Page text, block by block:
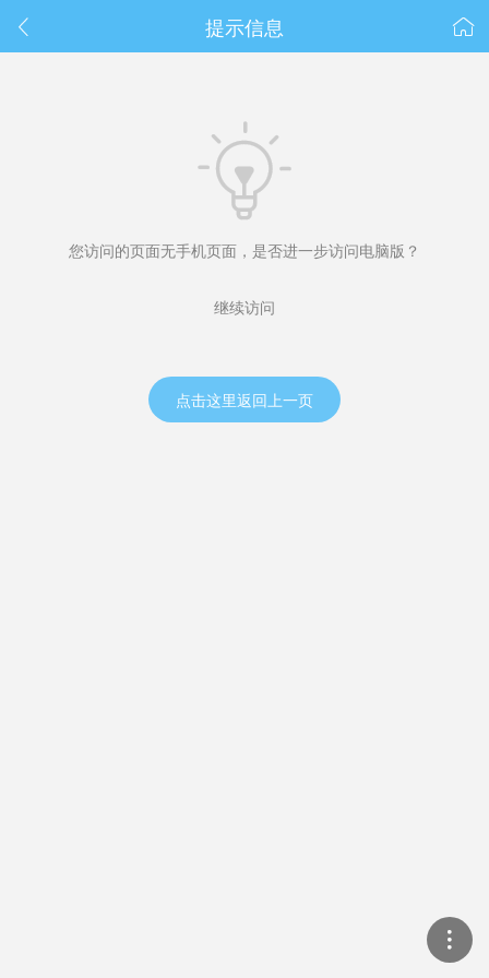
 
提示信息

您访问的页面无手机页面，是否进一步访问电脑版？
继续访问
点击这里返回上一页